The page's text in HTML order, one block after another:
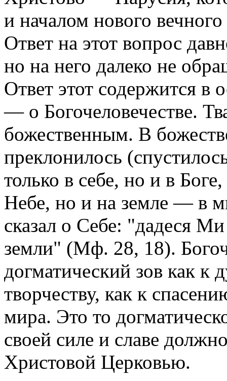
и началом нового
Ответ на этот вопрос
но на него далеко не
Ответ этот содержится в
— о Богочеловечестве.
божественным. В
преклонилось
только в себе, но и в
Небе, но и на земле — в
сказал о Себе: "дадеся Ми
земли" (Мф. 28, 18).
догматический зов как к
творчеству, как к
мира. Это то
своей силе и славе
Христовой Церковью.